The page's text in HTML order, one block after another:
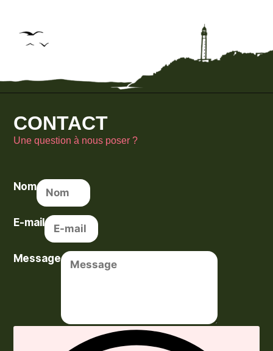
CONTACT
Une question à nous poser ?
Nom
E-mail
Message